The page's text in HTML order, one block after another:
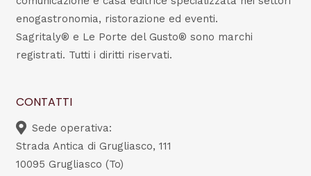
enogastronomia, ristorazione ed eventi.
Sagritaly® e Le Porte del Gusto® sono marchi
registrati. Tutti i diritti riservati.
CONTATTI
Sede operativa:
Strada Antica di Grugliasco, 111
10095 Grugliasco (To)